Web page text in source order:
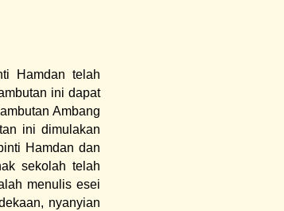
Hamdan telah
ini dapat
Ambang
ini dimulakan
Hamdan dan
sekolah telah
menulis esei
nyanyian